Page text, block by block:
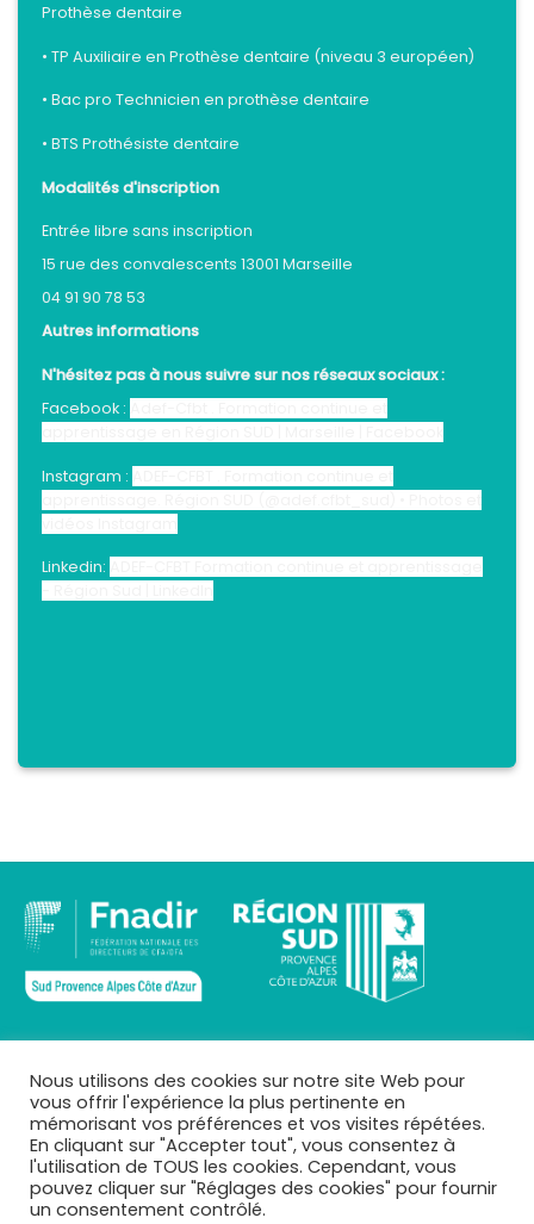
Prothèse dentaire
• TP Auxiliaire en Prothèse dentaire (niveau 3 européen)
• Bac pro Technicien en prothèse dentaire
• BTS Prothésiste dentaire
Modalités d'inscription
Entrée libre sans inscription
15 rue des convalescents 13001 Marseille
04 91 90 78 53
Autres informations
N'hésitez pas à nous suivre sur nos réseaux sociaux :
Facebook :
Instagram :
Linkedin:
Qui sommes-nous ?
Mentions légales
Téléchargements
Mes CFA
Se connecter
Nous utilisons des cookies sur notre site Web pour
vous offrir l'expérience la plus pertinente en
mémorisant vos préférences et vos visites répétées.
En cliquant sur "Accepter tout", vous consentez à
l'utilisation de TOUS les cookies. Cependant, vous
pouvez cliquer sur "Réglages des cookies" pour fournir
un consentement contrôlé.